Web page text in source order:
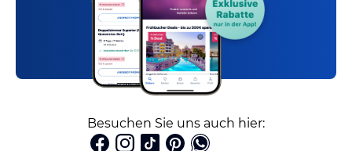
Besuchen Sie uns auch hier: